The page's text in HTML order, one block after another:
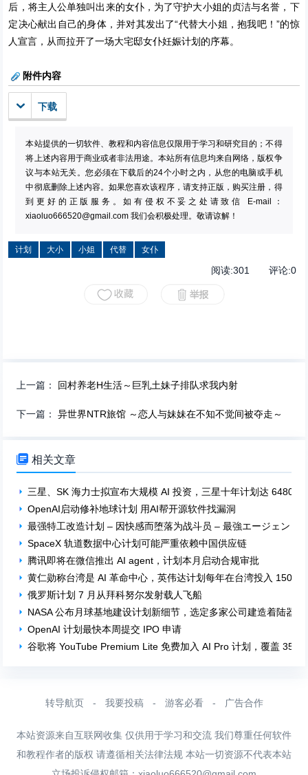
后，将主人公单独叫出来的女仆，为了守护大小姐的贞洁与名誉，下
定决心献出自己的身体，并对其发出了“代替大小姐，抱我吧！”的惊
人宣言，从而拉开了一场大宅邸女仆妊娠计划的序幕。
附件内容
下载
本站提供的一切软件、教程和内容信息仅限用于学习和研究目的；不得
将上述内容用于商业或者非法用途。本站所有信息均来自网络，版权争
议与本站无关。您必须在下载后的24个小时之内，从您的电脑或手机
中彻底删除上述内容。如果您喜欢该程序，请支持正版，购买注册，得
到更好的正版服务。如有侵权不妥之处请致信 E-mail：
xiaoluo666520@gmail.com 我们会积极处理。敬请谅解！
计划 大小 小姐 代替 女仆
阅读:301 评论:0
上一篇： 回村养老H生活～巨乳土妹子排队求我内射
下一篇：异世界NTR旅馆 ～恋人与妹妹在不知不觉间被夺走～
 相关文章
三星、SK 海力士拟宣布大规模 AI 投资，三星十年计划达 6480
OpenAI启动修补地球计划 用AI帮开源软件找漏洞
最强特工改造计划 – 因快感而堕落为战斗员 – 最強エージェント
SpaceX 轨道数据中心计划可能严重依赖中国供应链
腾讯即将在微信推出 AI agent，计划本月启动合规审批
黄仁勋称台湾是 AI 革命中心，英伟达计划每年在台湾投入 1500
俄罗斯计划 7 月从拜科努尔发射载人飞船
NASA 公布月球基地建设计划新细节，选定多家公司建造着陆器
OpenAI 计划最快本周提交 IPO 申请
谷歌将 YouTube Premium Lite 免费加入 AI Pro 计划，覆盖 35
转导航页 - 我要投稿 - 游客必看 - 广告合作
本站资源来自互联网收集 仅供用于学习和交流 我们尊重任何软件
和教程作者的版权 请遵循相关法律法规 本站一切资源不代表本站